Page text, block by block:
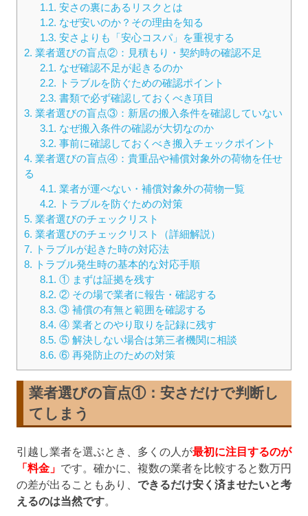
1.1. 安さの裏にあるリスクとは
1.2. なぜ安いのか？その理由を知る
1.3. 安さよりも「安心コスパ」を重視する
2. 業者選びの盲点②：見積もり・契約時の確認不足
2.1. なぜ確認不足が起きるのか
2.2. トラブルを防ぐための確認ポイント
2.3. 書類で必ず確認しておくべき項目
3. 業者選びの盲点③：新居の搬入条件を確認していない
3.1. なぜ搬入条件の確認が大切なのか
3.2. 事前に確認しておくべき搬入チェックポイント
4. 業者選びの盲点④：貴重品や補償対象外の荷物を任せ
る
4.1. 業者が運べない・補償対象外の荷物一覧
4.2. トラブルを防ぐための対策
5. 業者選びのチェックリスト
6. 業者選びのチェックリスト（詳細解説）
7. トラブルが起きた時の対応法
8. トラブル発生時の基本的な対応手順
8.1. ① まずは証拠を残す
8.2. ② その場で業者に報告・確認する
8.3. ③ 補償の有無と範囲を確認する
8.4. ④ 業者とのやり取りを記録に残す
8.5. ⑤ 解決しない場合は第三者機関に相談
8.6. ⑥ 再発防止のための対策
業者選びの盲点①：安さだけで判断し
てしまう
引越し業者を選ぶとき、多くの人が最初に注目するのが
「料金」 です。確かに、複数の業者を比較すると数万円
の差が出ることもあり、 できるだけ安く済ませたいと考
えるのは当然です。